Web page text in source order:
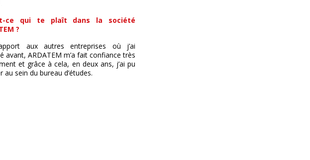
ce qui te plaît dans la société
?
aux autres entreprises où j’ai
avant, ARDATEM m’a fait confiance très
et grâce à cela, en deux ans, j’ai pu
au sein du bureau d’études.